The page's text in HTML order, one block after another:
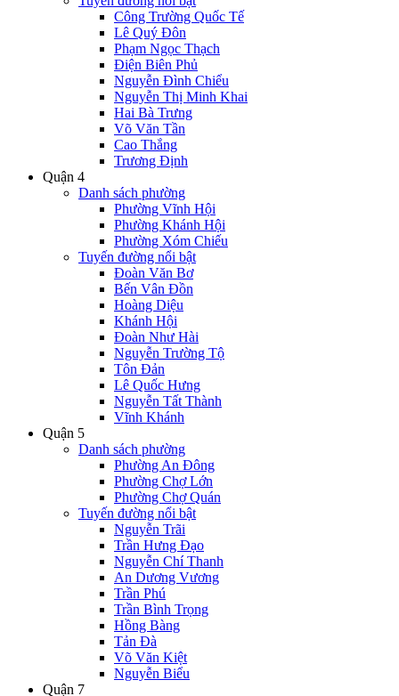
Công Trường Quốc Tế
Lê Quý Đôn
Phạm Ngọc Thạch
Điện Biên Phủ
Nguyễn Đình Chiểu
Nguyễn Thị Minh Khai
Hai Bà Trưng
Võ Văn Tần
Cao Thắng
Trương Định
Quận 4
Danh sách phường
Phường Vĩnh Hội
Phường Khánh Hội
Phường Xóm Chiếu
Tuyến đường nổi bật
Đoàn Văn Bơ
Bến Vân Đồn
Hoàng Diệu
Khánh Hội
Đoàn Như Hài
Nguyễn Trường Tộ
Tôn Đản
Lê Quốc Hưng
Nguyễn Tất Thành
Vĩnh Khánh
Quận 5
Danh sách phường
Phường An Đông
Phường Chợ Lớn
Phường Chợ Quán
Tuyến đường nổi bật
Nguyễn Trãi
Trần Hưng Đạo
Nguyễn Chí Thanh
An Dương Vương
Trần Phú
Trần Bình Trọng
Hồng Bàng
Tản Đà
Võ Văn Kiệt
Nguyễn Biểu
Quận 7